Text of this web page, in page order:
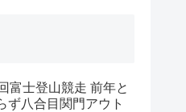
富士登山競走 前年と
ず八合目関門アウト